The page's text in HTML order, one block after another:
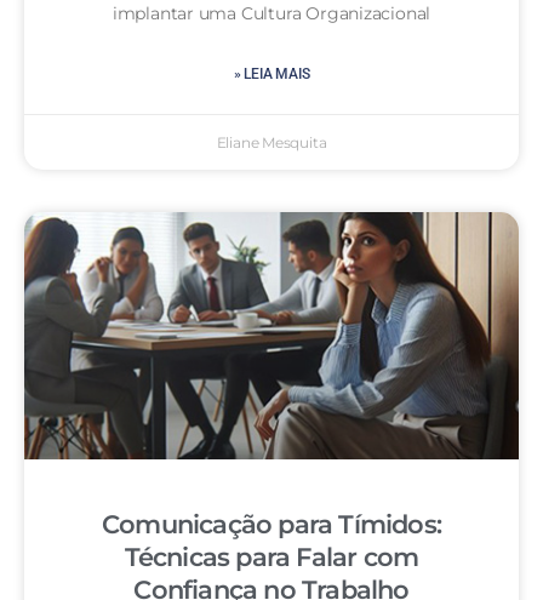
implantar uma Cultura Organizacional
» LEIA MAIS
Eliane Mesquita
Comunicação para Tímidos:
Técnicas para Falar com
Confiança no Trabalho